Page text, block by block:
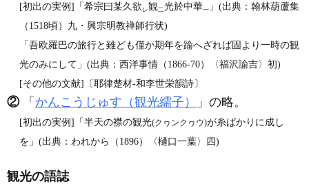
[初出の実例]「希宗曰某久欲 レ観 二光於中華一 」(出典：翰林葫蘆集
（1518頃）九・興宗明教禅師行状)
「吾欧羅巴の旅行と雖ども僅か期年を踰へざれば固より一時の観
光のみにして」(出典：西洋事情（1866‐70）〈福沢諭吉〉初)
[その他の文献]〔耶律楚材‐和李世栄韻詩〕
②「 かんこうじゅす（観光繻子） 」の略。
[初出の実例]「半天の襟の観光(クヮンクヮウ)が糸ばかりに成し
を」(出典：われから（1896）〈樋口一葉〉四)
観光の語誌